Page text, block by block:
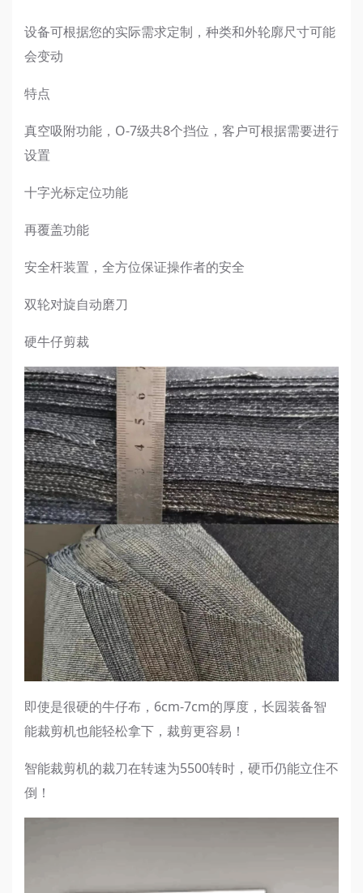
设备可根据您的实际需求定制，种类和外轮廓尺寸可能
会变动
特点
真空吸附功能，O-7级共8个挡位，客户可根据需要进行
设置
十字光标定位功能
再覆盖功能
安全杆装置，全方位保证操作者的安全
双轮对旋自动磨刀
硬牛仔剪裁
即使是很硬的牛仔布，6cm-7cm的厚度，长园装备智
能裁剪机也能轻松拿下，裁剪更容易！
智能裁剪机的裁刀在转速为5500转时，硬币仍能立住不
倒！